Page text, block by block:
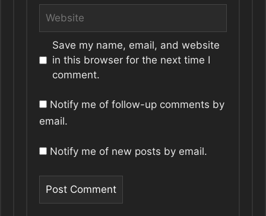
Save my name, email, and website
in this browser for the next time I
comment.
Notify me of follow-up comments by
email.
Notify me of new posts by email.